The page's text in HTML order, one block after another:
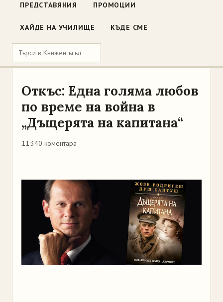
ПРЕДСТАВЯНИЯ ПРОМОЦИИ
ХАЙДЕ НА УЧИЛИЩЕ КЪДЕ СМЕ
Откъс: Eдна голяма любов
по време на война в
„Дъщерята на капитана“
11:340 коментара